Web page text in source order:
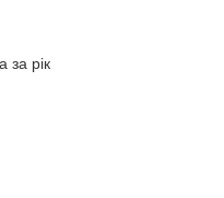
за рік